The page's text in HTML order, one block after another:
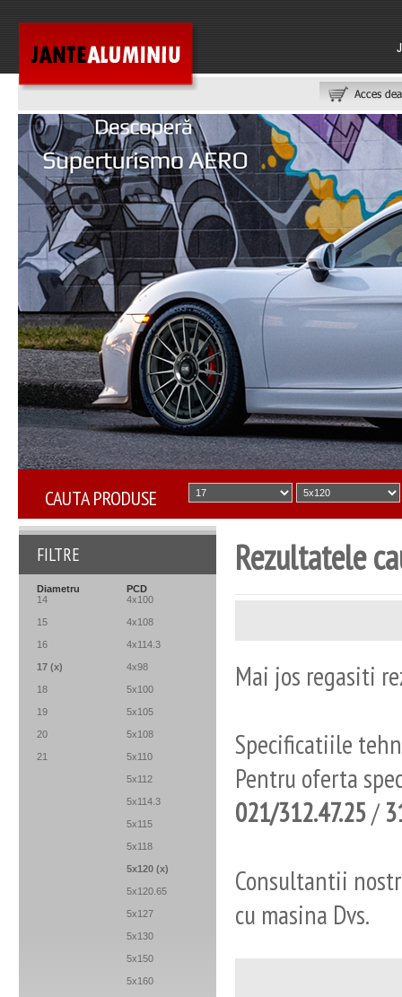
CAUTA PRODUSE
FILTRE
Diametru
14
15
16
17 (x)
18
19
20
21
PCD
4x100
4x108
4x114.3
4x98
5x100
5x105
5x108
5x110
5x112
5x114.3
5x115
5x118
5x120 (x)
5x120.65
5x127
5x130
5x150
5x160
Rezultatele
Mai jos regasiti
Specificatiile
Pentru oferta
021/312.47.25/
Consultantii
cu masina Dvs.